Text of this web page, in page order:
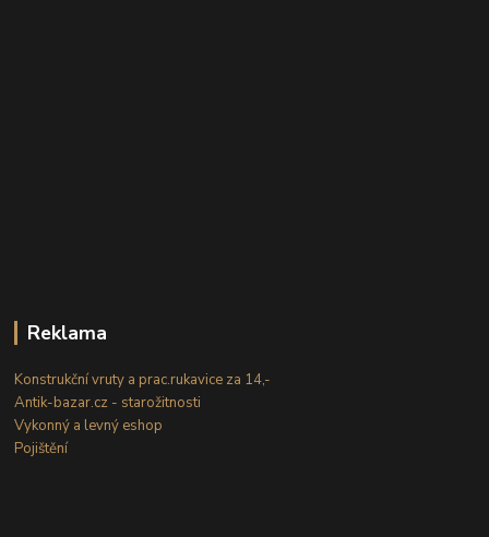
Reklama
Konstrukční vruty a prac.rukavice za 14,-
Antik-bazar.cz - starožitnosti
Vykonný a levný eshop
Pojištění